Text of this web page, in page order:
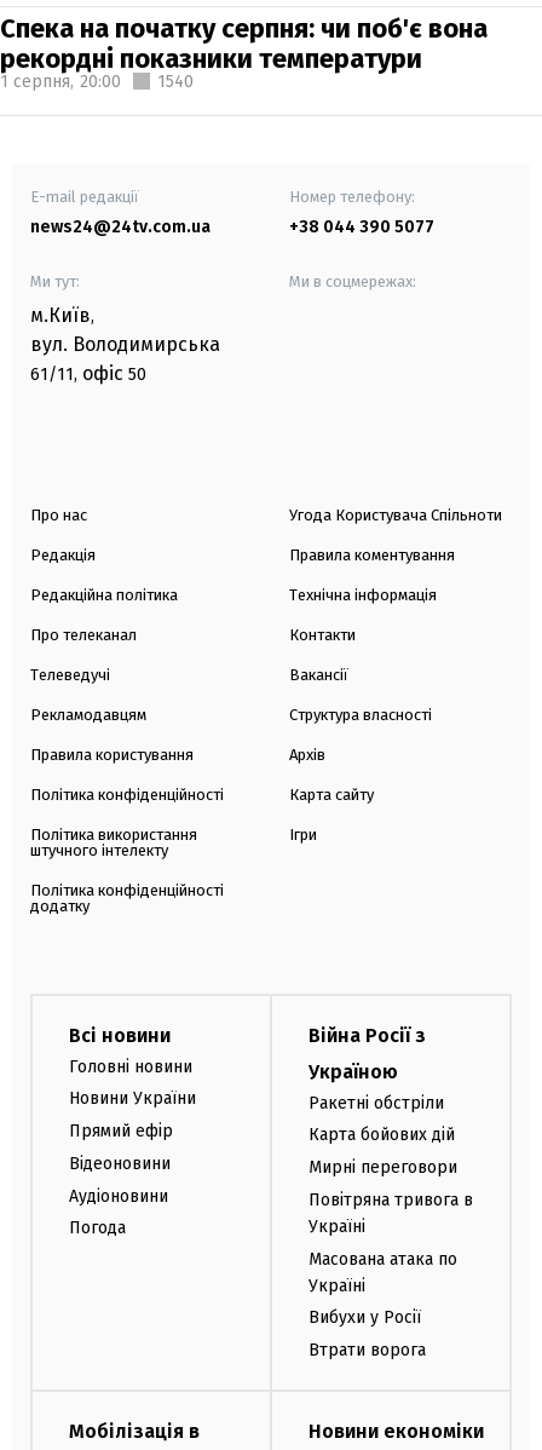
Спека на початку серпня: чи поб'є вона
рекордні показники температури
1 серпня, 20:00 1540
E-mail редакції
news24@24tv.com.ua
Номер телефону:
+38 044 390 5077
Ми тут:
м.Київ,
вул. Володимирська
61/11, офіс 50
Ми в соцмережах:
Про нас
Редакція
Редакційна політика
Про телеканал
Телеведучі
Рекламодавцям
Правила користування
Політика конфіденційності
Політика використання
штучного інтелекту
Політика конфіденційності
додатку
Угода Користувача Спільноти
Правила коментування
Технічна інформація
Контакти
Вакансії
Структура власності
Архів
Карта сайту
Ігри
Всі новини
Головні новини
Новини України
Прямий ефір
Відеоновини
Аудіоновини
Погода
Війна Росії з
Україною
Ракетні обстріли
Карта бойових дій
Мирні переговори
Повітряна тривога в
Україні
Масована атака по
Україні
Вибухи у Росії
Втрати ворога
Мобілізація в
Новини економіки